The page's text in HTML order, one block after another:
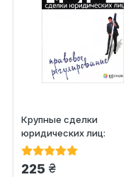
Крупные сделки
юридических лиц:
правовое регулирование
225 грн.